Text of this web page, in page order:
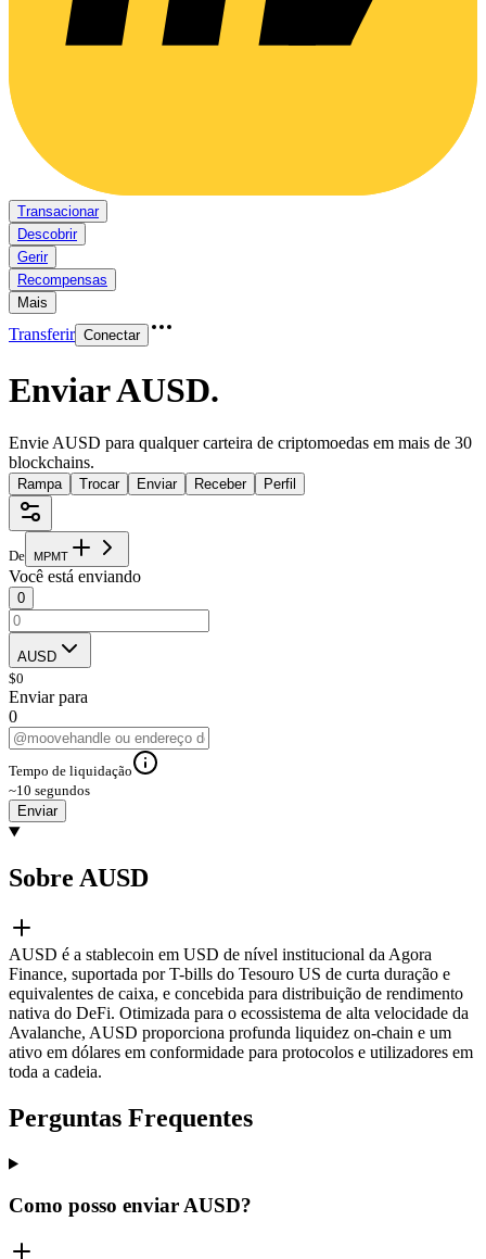
Transacionar
Descobrir
Gerir
Recompensas
Mais
Transferir Conectar
Enviar AUSD.
Envie AUSD para qualquer carteira de criptomoedas em mais de 30
blockchains.
Rampa Trocar Enviar Receber Perfil
De MPMT
Você está enviando
0
AUSD
$0
Enviar para
0
Tempo de liquidação
~10 segundos
Enviar
Sobre AUSD
AUSD é a stablecoin em USD de nível institucional da Agora
Finance, suportada por T-bills do Tesouro US de curta duração e
equivalentes de caixa, e concebida para distribuição de rendimento
nativa do DeFi. Otimizada para o ecossistema de alta velocidade da
Avalanche, AUSD proporciona profunda liquidez on-chain e um
ativo em dólares em conformidade para protocolos e utilizadores em
toda a cadeia.
Perguntas Frequentes
Como posso enviar AUSD?